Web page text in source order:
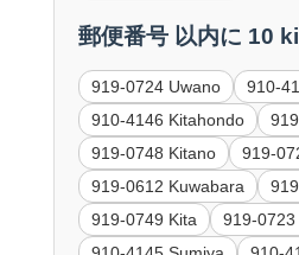
郵便番号 以内に 10
919-0724 Uwano
910-
910-4146 Kitahondo
919-0748 Kitano
919-
919-0612 Kuwabara
919-0749 Kita
919-